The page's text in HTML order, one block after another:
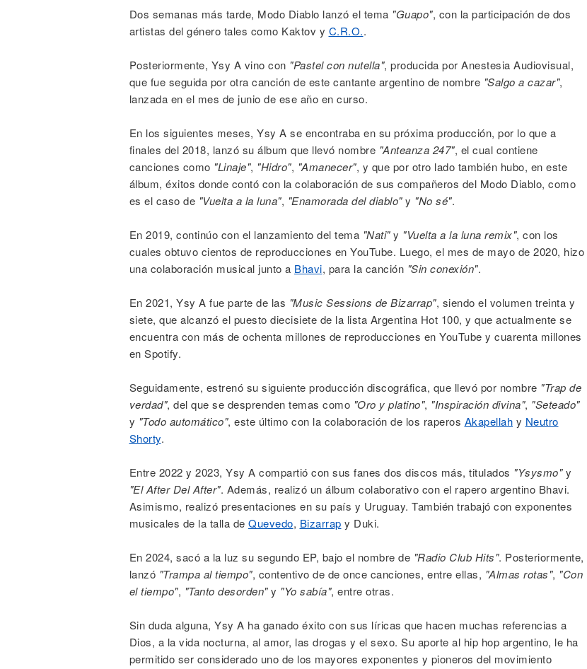
Dos semanas más tarde, Modo Diablo lanzó el tema "Guapo", con la participación de dos
artistas del género tales como Kaktov y C.R.O..
Posteriormente, Ysy A vino con "Pastel con nutella", producida por Anestesia Audiovisual,
que fue seguida por otra canción de este cantante argentino de nombre "Salgo a cazar",
lanzada en el mes de junio de ese año en curso.
En los siguientes meses, Ysy A se encontraba en su próxima producción, por lo que a
finales del 2018, lanzó su álbum que llevó nombre "Anteanza 247", el cual contiene
canciones como "Linaje", "Hidro", "Amanecer", y que por otro lado también hubo, en este
álbum, éxitos donde contó con la colaboración de sus compañeros del Modo Diablo, como
es el caso de "Vuelta a la luna", "Enamorada del diablo"y "No sé".
En 2019, continúo con el lanzamiento del tema "Nati"y "Vuelta a la luna remix", con los
cuales obtuvo cientos de reproducciones en YouTube. Luego, el mes de mayo de 2020, hizo
una colaboración musical junto a Bhavi, para la canción "Sin conexión".
En 2021, Ysy A fue parte de las "Music Sessions de Bizarrap", siendo el volumen treinta y
siete, que alcanzó el puesto diecisiete de la lista Argentina Hot 100, y que actualmente se
encuentra con más de ochenta millones de reproducciones en YouTube y cuarenta millones
en Spotify.
Seguidamente, estrenó su siguiente producción discográfica, que llevó por nombre "Trap de
verdad", del que se desprenden temas como "Oro y platino", "Inspiración divina", "Seteado"
y "Todo automático", este último con la colaboración de los raperos Akapellah y Neutro
Shorty.
Entre 2022 y 2023, Ysy A compartió con sus fanes dos discos más, titulados "Ysysmo"y
"El After Del After". Además, realizó un álbum colaborativo con el rapero argentino Bhavi.
Asimismo, realizó presentaciones en su país y Uruguay. También trabajó con exponentes
musicales de la talla de Quevedo, Bizarrap y Duki.
En 2024, sacó a la luz su segundo EP, bajo el nombre de "Radio Club Hits". Posteriormente,
lanzó "Trampa al tiempo", contentivo de de once canciones, entre ellas, "Almas rotas", "Con
el tiempo", "Tanto desorden"y "Yo sabía", entre otras.
Sin duda alguna, Ysy A ha ganado éxito con sus líricas que hacen muchas referencias a
Dios, a la vida nocturna, al amor, las drogas y el sexo. Su aporte al hip hop argentino, le ha
permitido ser considerado uno de los mayores exponentes y pioneros del movimiento